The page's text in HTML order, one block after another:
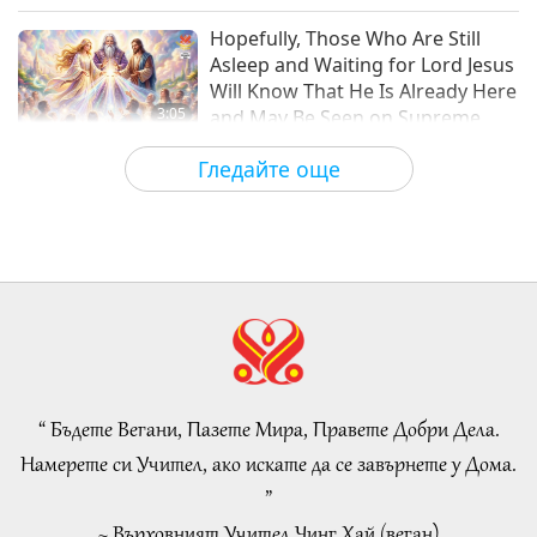
Гледайте още
3:05
Hopefully, Those Who Are Still
Asleep and Waiting for Lord Jesus
Will Know That He Is Already Here
and May Be Seen on Supreme
Master Television
Важните Новини 2026-08-08
3:40
4:58
VEG TREND NEWS FROM
June 2026 - Part 2 of 2
2026-08-08 Преглед
“ Бъдете Вегани, Пазете Мира, Правете Добри Дела.
Намерете си Учител, ако искате да се завърнете у Дома.
”